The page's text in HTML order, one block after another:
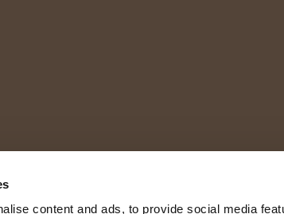
content and ads, to provide social media